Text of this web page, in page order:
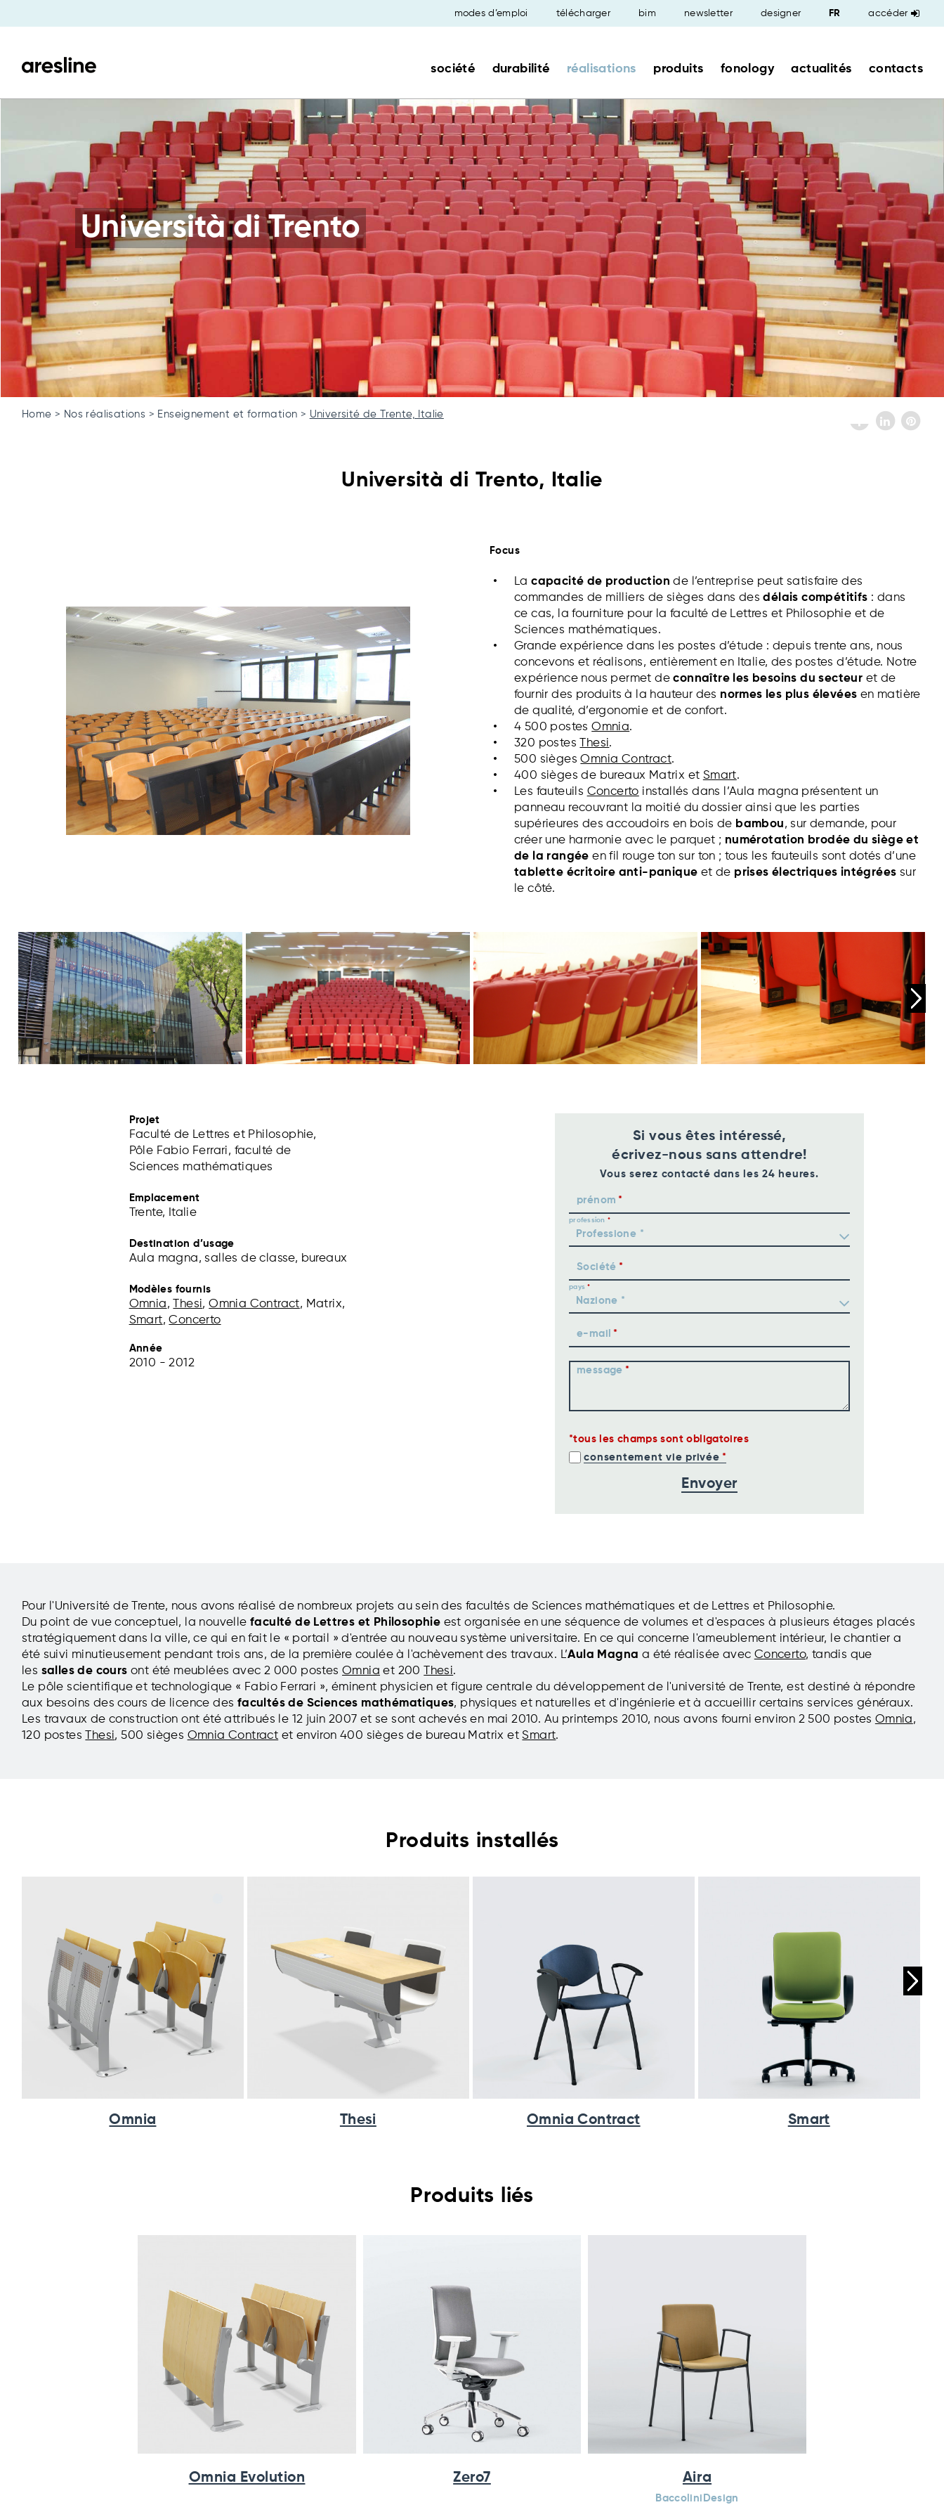
modes d’emploi télécharger bim newsletter designer accéder
société durabilité réalisations produits fonology actualités contacts
Università di Trento
Home Nos réalisations Enseignement et formation Université de Trente, Italie
Università di Trento, Italie
Focus
Lacapacité de production de l’entreprise peut satisfaire des
commandes de milliers de sièges dans desdélais compétitifs : dans
ce cas, lafourniture pour la faculté de Lettres et Philosophie et de
Sciences mathématiques.
Grande expérience dans les postes d’étude : depuis trente ans, nous
concevons et réalisons, entièrement en Italie, des postes d’étude. Notre
expérience nous permet deconnaître les besoins du secteur et de
fournir des produits à la hauteur des normes les plus élevées en matière
de qualité, d’ergonomie et de confort.
4 500 postesOmnia.
320 postes
Thesi.
500 siègesOmnia Contract.
400 sièges de bureaux Matrix et Smart.
Les fauteuils Concerto installés dans l’Aula magna présentent un
panneau recouvrant la moitié du dossier ainsi que les parties
supérieures des accoudoirs en bois de bambou, sur demande, pour
créer une harmonie avec le parquet ; numérotation brodée du siège et
de la rangée en fil rouge ton sur ton ; tous les fauteuils sont dotés d’une
tablette écritoire anti-panique et de prises électriques intégrées sur
le côté.
Projet
Faculté de Lettres et Philosophie,
Pôle Fabio Ferrari, faculté de
Sciences mathématiques
Emplacement
Trente, Italie
Destination d’usage
Aula magna, salles de classe, bureaux
Modèles fournis
Omnia, Thesi,Omnia Contract, Matrix,
Smart,Concerto
Année
2010 - 2012
Si vous êtes intéressé,
écrivez-nous sans attendre!
Vous serez contacté dans les 24 heures.
prénom
profession
Société
pays
e-mail
message
tous les champs sont obligatoires
consentement vie privée
Pour l'Université de Trente, nous avons réalisé de nombreux projets au sein des facultés de Sciences mathématiques et de Lettres et Philosophie.
Du point de vue conceptuel, la nouvelle faculté de Lettres et Philosophie est organisée en une séquence de volumes et d'espaces à plusieurs étages placés
stratégiquement dans la ville, ce qui en fait le « portail » d'entrée au nouveau système universitaire. En ce qui concerne l'ameublement intérieur, le chantier a
été suivi minutieusement pendant trois ans, de la première coulée à l'achèvement des travaux. L’Aula Magna a été réalisée avec Concerto, tandis que
les salles de cours ont été meublées avec 2 000 postesOmnia et 200 Thesi.
Le pôle scientifique et technologique « Fabio Ferrari », éminent physicien et figure centrale du développement de l'université de Trente, est destiné à répondre
aux besoins des cours de licence des facultés de Sciences mathématiques, physiques et naturelles et d'ingénierie et à accueillir certains services généraux.
Les travaux de construction ont été attribués le 12 juin 2007 et se sont achevés en mai 2010. Au printemps 2010, nous avons fourni environ 2 500 postes Omnia,
120 postes
Thesi, 500 sièges Omnia Contract et environ 400 sièges de bureau Matrix etSmart.
Produits installés
Omnia Thesi Omnia Contract Smart
Produits liés
Omnia Evolution Zero7 Aira
BaccoliniDesign